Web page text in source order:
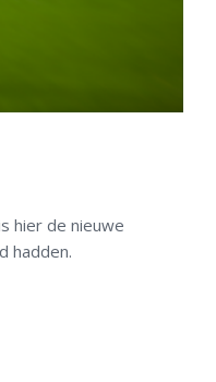
hier de nieuwe
hadden.